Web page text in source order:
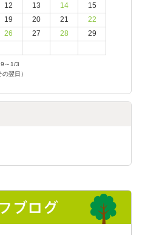
12 13 14
15
19 20 21
22
26 27 28
29
～1/3
翌日）